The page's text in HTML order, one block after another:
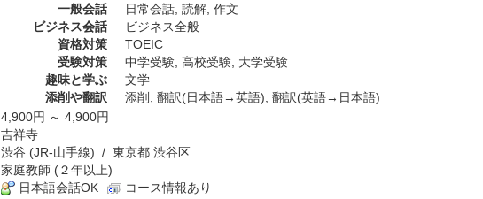
一般会話 日常会話, 読解, 作文
ビジネス会話
ビジネス全般
資格対策
TOEIC
受験対策
中学受験, 高校受験, 大学受験
趣味と学ぶ
文学
添削や翻訳
添削 翻訳(日本語→英語) 翻訳(英語→日本語)
4,900円 ～ 4,900円
吉祥寺
渋谷 (JR-山手線) / 東京都 渋谷区
家庭教師 (２年以上)
日本語会話OK コース情報あり